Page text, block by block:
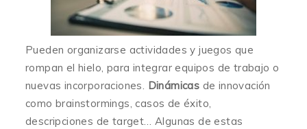
Pueden organizarse actividades y juegos que
rompan el hielo, para integrar equipos de trabajo o
nuevas incorporaciones. Dinámicas de innovación
como brainstormings, casos de éxito,
descripciones de target… Algunas de estas